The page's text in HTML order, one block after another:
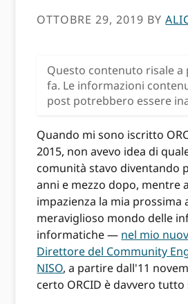
OTTOBRE 29, 2019 BY
Questo contenuto risale a
fa. Le informazioni
post potrebbero essere
Quando mi sono iscritto
2015, non avevo idea di
comunità stavo diventando
anni e mezzo dopo, mentre
impazienza la mia prossima
meraviglioso mondo delle
informatiche — nel mio
Direttore del Community
NISO, a partire dall'11
certo ORCID è davvero